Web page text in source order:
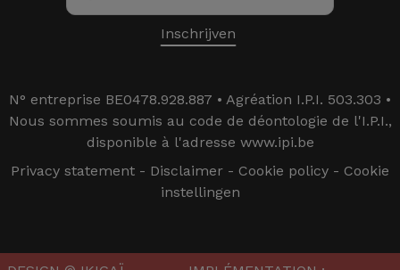
N° entreprise BE0478.928.887 • Agréation I.P.I. 503.303 •
Nous sommes soumis au code de déontologie de l'I.P.I.,
disponible à l'adresse www.ipi.be
Privacy statement - Disclaimer - Cookie policy - Cookie
instellingen